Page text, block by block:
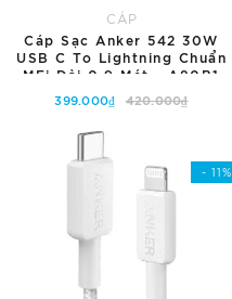
CÁP
Cáp Sạc Anker 542 30W
USB C To Lightning Chuẩn
MFi Dài 0.9 Mét - A80B1
399.000₫ 420.000₫
Tùy chọn
- 11%